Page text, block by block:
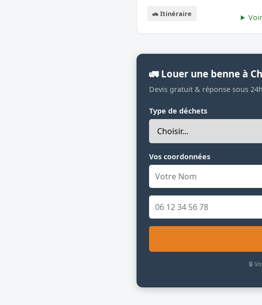
🚗 Itinéraire
🚛 Louer une benne à
Devis gratuit & réponse sous 24h
Type de déchets
Vos coordonnées
🔒